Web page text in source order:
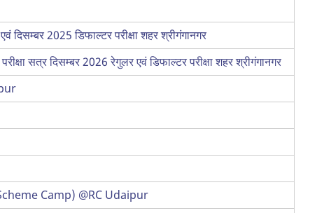
2025 डिफाल्टर परीक्षा शहर श्रीगंगानगर
सत्र दिसम्बर 2026 रेगुलर एवं डिफाल्टर परीक्षा शहर श्रीगंगानगर
Scheme Camp) @RC Udaipur